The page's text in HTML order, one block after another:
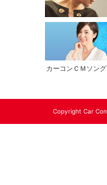
カーコンＣＭソン
Copyright Car